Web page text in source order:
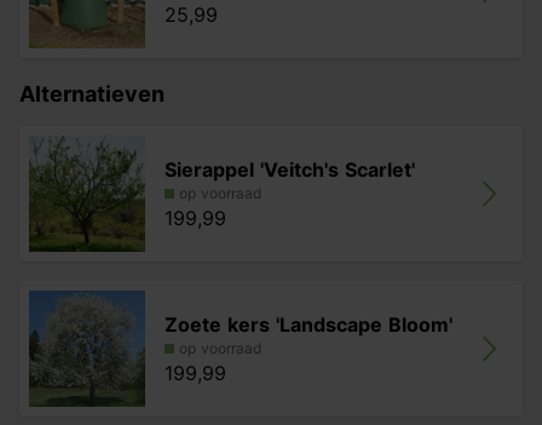
25,99
Alternatieven
Sierappel 'Veitch's Scarlet'
op voorraad
199,99
Zoete kers 'Landscape Bloom'
op voorraad
199,99